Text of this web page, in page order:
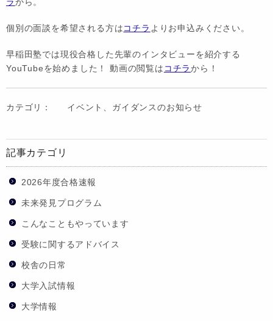
個別の面談を希望される方はコチラ よりお申込みください。
早稲田塾では現役合格した先輩のインタビューを紹介する
YouTubeを始めました！ 動画の閲覧は コチラから！
カテゴリ： イベント、ガイダンスのお知らせ
記事カテゴリ
2026年度合格速報
未来発見プログラム
こんなこともやっています
受験に関するアドバイス
校舎の日常
大学入試情報
大学情報